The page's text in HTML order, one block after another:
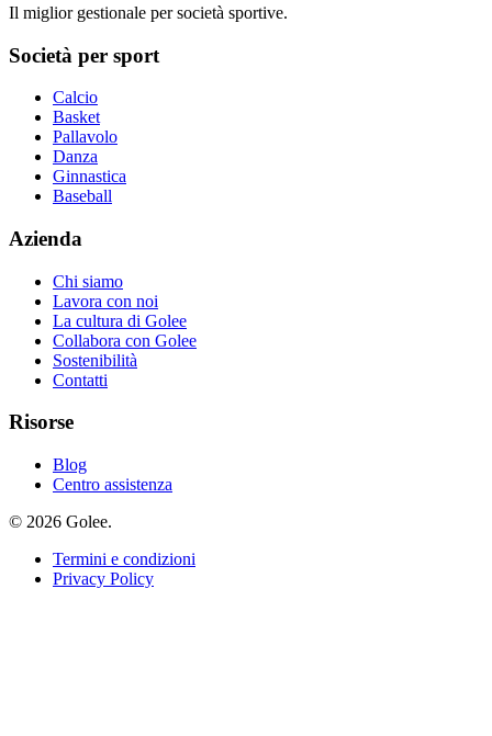
Il miglior gestionale per società sportive.
Società per sport
Calcio
Basket
Pallavolo
Danza
Ginnastica
Baseball
Azienda
Chi siamo
Lavora con noi
La cultura di Golee
Collabora con Golee
Sostenibilità
Contatti
Risorse
Blog
Centro assistenza
© 2026 Golee.
Termini e condizioni
Privacy Policy